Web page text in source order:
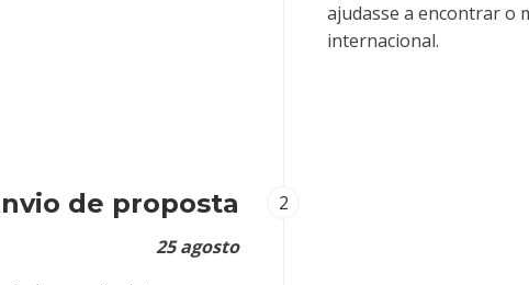
ajudasse a encontrar o
internacional.
2
de proposta
25 agosto